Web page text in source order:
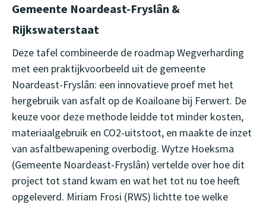
Gemeente Noardeast-Fryslân &
Rijkswaterstaat
Deze tafel combineerde de roadmap Wegverharding
met een praktijkvoorbeeld uit de gemeente
Noardeast-Fryslân: een innovatieve proef met het
hergebruik van asfalt op de Koailoane bij Ferwert. De
keuze voor deze methode leidde tot minder kosten,
materiaalgebruik en CO2-uitstoot, en maakte de inzet
van asfaltbewapening overbodig. Wytze Hoeksma
(Gemeente Noardeast-Fryslân) vertelde over hoe dit
project tot stand kwam en wat het tot nu toe heeft
opgeleverd. Miriam Frosi (RWS) lichtte toe welke